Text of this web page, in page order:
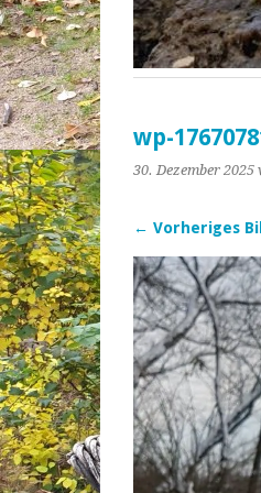
wp-
30. Dezember 2025
← Vorheriges